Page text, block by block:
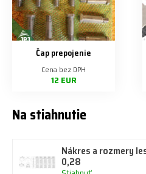
Čap prepojenie
Cena bez DPH
12 EUR
Na stiahnutie
Nákres a rozmery
0,28